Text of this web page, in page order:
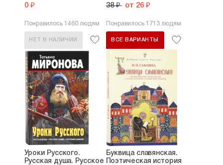
0 ₽
Понравилось 1460 людям
НЕТ В НАЛИЧИИ
38 ₽ от 26 ₽
Понравилось 1713 людям
ВСЕ ВАРИАНТЫ
Уроки Русского.
Русская душа. Русское
Буквица славянская.
Поэтическая история